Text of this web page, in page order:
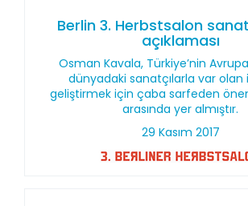
Berlin 3. Herbstsalon
açıklaması
Osman Kavala, Türkiye’nin
dünyadaki sanatçılarla var olan
geliştirmek için çaba sarfeden
arasında yer almıştır.
29 Kasım 2017